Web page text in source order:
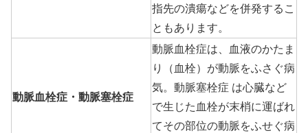
指先の潰瘍などを併発するこ
ともあります。
動脈血栓症・動脈塞栓症
動脈血栓症は、血液のかたま
り（血栓）が動脈をふさぐ病
気。動脈塞栓症 は心臓など
で生じた血栓が末梢に運ばれ
てその部位の動脈をふせぐ病